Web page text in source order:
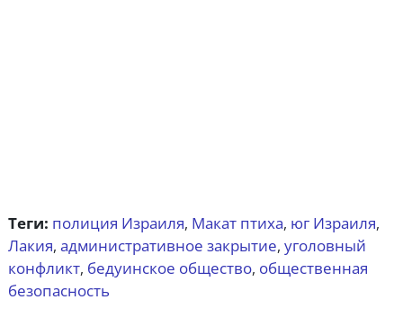
Теги: полиция Израиля, Макат птиха, юг Израиля,
Лакия, административное закрытие, уголовный
конфликт, бедуинское общество, общественная
безопасность